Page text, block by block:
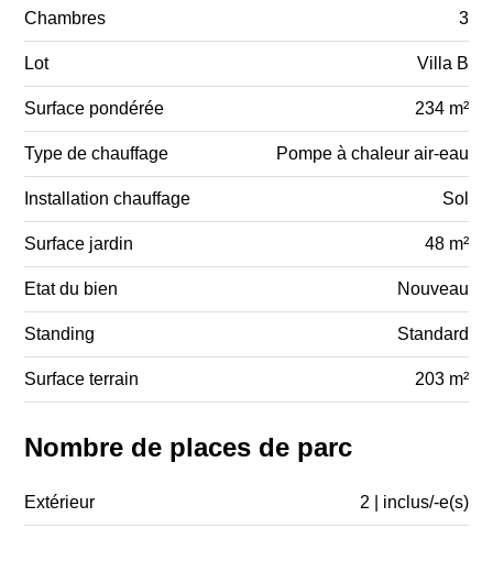
Chambres 3
Lot Villa B
Surface pondérée 234 m²
Type de chauffage Pompe à chaleur air-eau
Installation chauffage Sol
Surface jardin 48 m²
Etat du bien Nouveau
Standing Standard
Surface terrain 203 m²
Nombre de places de parc
Extérieur 2 | inclus/-e(s)